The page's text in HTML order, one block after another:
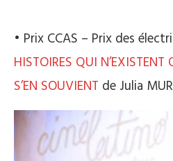
• Prix CCAS – Prix des
HISTOIRES QUI N’EXISTENT
S’EN SOUVIENT de Julia